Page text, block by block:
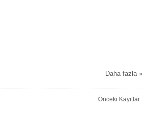
Daha fazla »
Önceki Kayıtlar